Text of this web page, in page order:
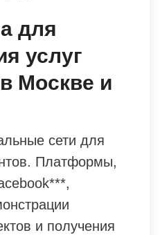
для
услуг
Москве и
сети для
Платформы,
и получения